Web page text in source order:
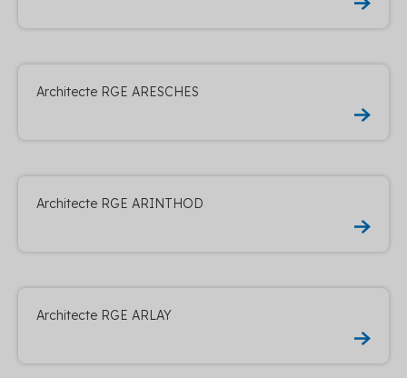
Architecte RGE ARESCHES
Architecte RGE ARINTHOD
Architecte RGE ARLAY